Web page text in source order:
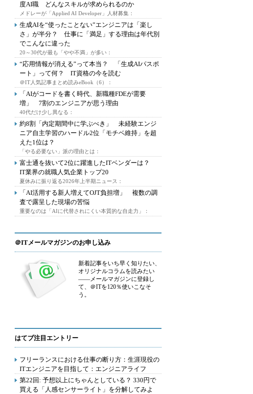
度AI職 どんなスキルが求められるのか
メドレーが「Applied AI Developer」人材募集：
生成AIを“使ったことない”エンジニアは「楽し
さ」が半分？ 仕事に「満足」する理由は年代別
でこんなに違った
20～30代が最も「やや不満」が多い：
“応用情報が消える”って本当？ 「生成AIパスポ
ート」って何？ IT資格の今を読む
＠IT人気記事まとめ読みeBook（6）：
「AIがコードを書く時代、新職種FDEが需要
増」 7割のエンジニアが思う理由
40代だけ少し異なる：
約8割「内定期間中に学ぶべき」 未経験エンジ
ニア自主学習のハードル2位「モチベ維持」を超
えた1位は？
「やる必要ない」派の理由とは：
富士通を抜いて2位に躍進したITベンダーは？
IT業界の就職人気企業トップ20
夏休みに振り返る2026年上半期ニュース：
「AI活用する新人増えてOJT負担増」 複数の調
査で露呈した現場の苦悩
重要なのは「AIに代替されにくい本質的な自走力」：
＠ITメールマガジンのお申し込み
新着記事をいち早く知りたい、
オリジナルコラムを読みたい
――メールマガジンに登録し
て、＠ITを120％使いこなそ
う。
はてブ注目エントリー
フリーランスにおける仕事の断り方：生涯現役の
ITエンジニアを目指して：エンジニアライフ
第22回: 予想以上にちゃんとしている？ 330円で
買える「人感センサーライト」を分解してみよ